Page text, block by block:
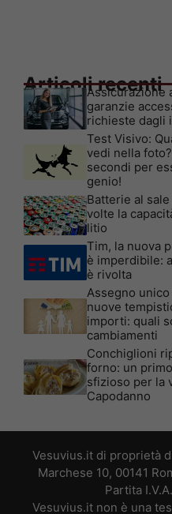
Articoli recenti
Assicurazione
garanzie
richieste dagli
Test Visivo:
vedi nella
secondi per
genio!
Batterie al
volte la
litio
Tim, la nuova
è imperdibile:
è rivolta
Assegno
nuove
importi: quali
cambiamenti
Conchiglioni
forno: un
sfizioso per la
Capodanno
Vesuvius.it di proprietà
Marchese 10, 00141
Partita
Vesuvius.it non è una